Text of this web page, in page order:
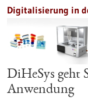
Digitalisierung in
DiHeSys geht
Anwendung